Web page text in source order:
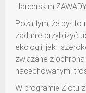
Harcerskim
Poza tym, że był to
zadanie przybliżyć
ekologii, jak i
związane z
nacechowanymi
W programie Zlotu